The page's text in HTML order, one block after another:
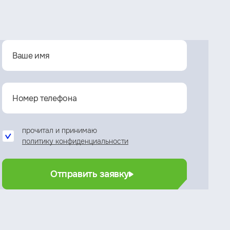
прочитал и принимаю
политику конфиденциальности
Отправить заявку